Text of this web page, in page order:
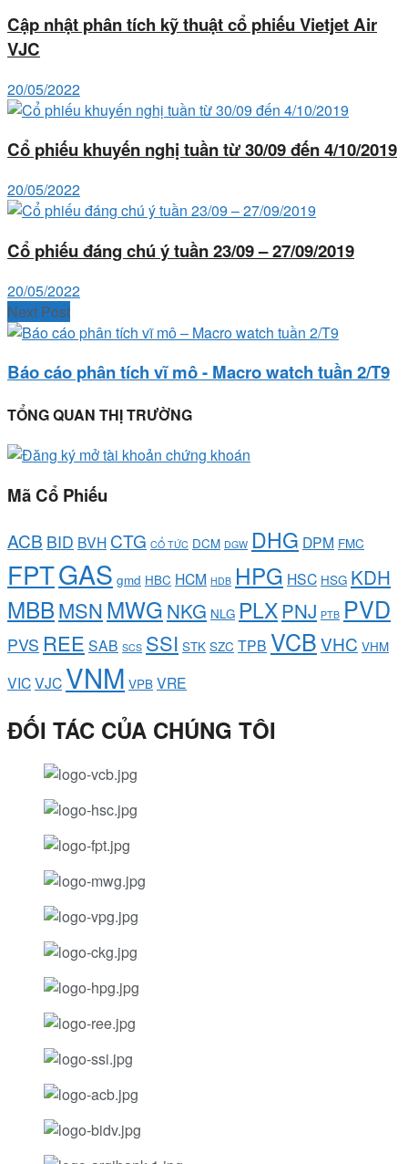
Cập nhật phân tích kỹ thuật cổ phiếu Vietjet Air
VJC
20/05/2022
Cổ phiếu khuyến nghị tuần từ 30/09 đến 4/10/2019
20/05/2022
Cổ phiếu đáng chú ý tuần 23/09 – 27/09/2019
20/05/2022
Next Post
Báo cáo phân tích vĩ mô - Macro watch tuần 2/T9
TỔNG QUAN THỊ TRƯỜNG
Mã Cổ Phiếu
ACB BID BVH CTG CỔ TỨC DCM DGW DHG DPM FMC
FPTGAS gmd HBC HCM HDB HPG HSC HSG KDH
MBBMSNMWG NKG NLG PLXPNJ PTB PVD
PVS REE SAB SCS SSI STK SZC TPB VCBVHC VHM
VICVJC VNM VPB VRE
ĐỐI TÁC CỦA CHÚNG TÔI